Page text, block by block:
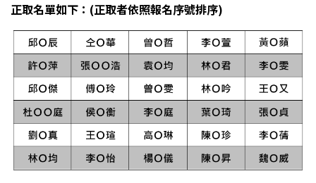
正取名單如下：(正取者依照報名序號排序)